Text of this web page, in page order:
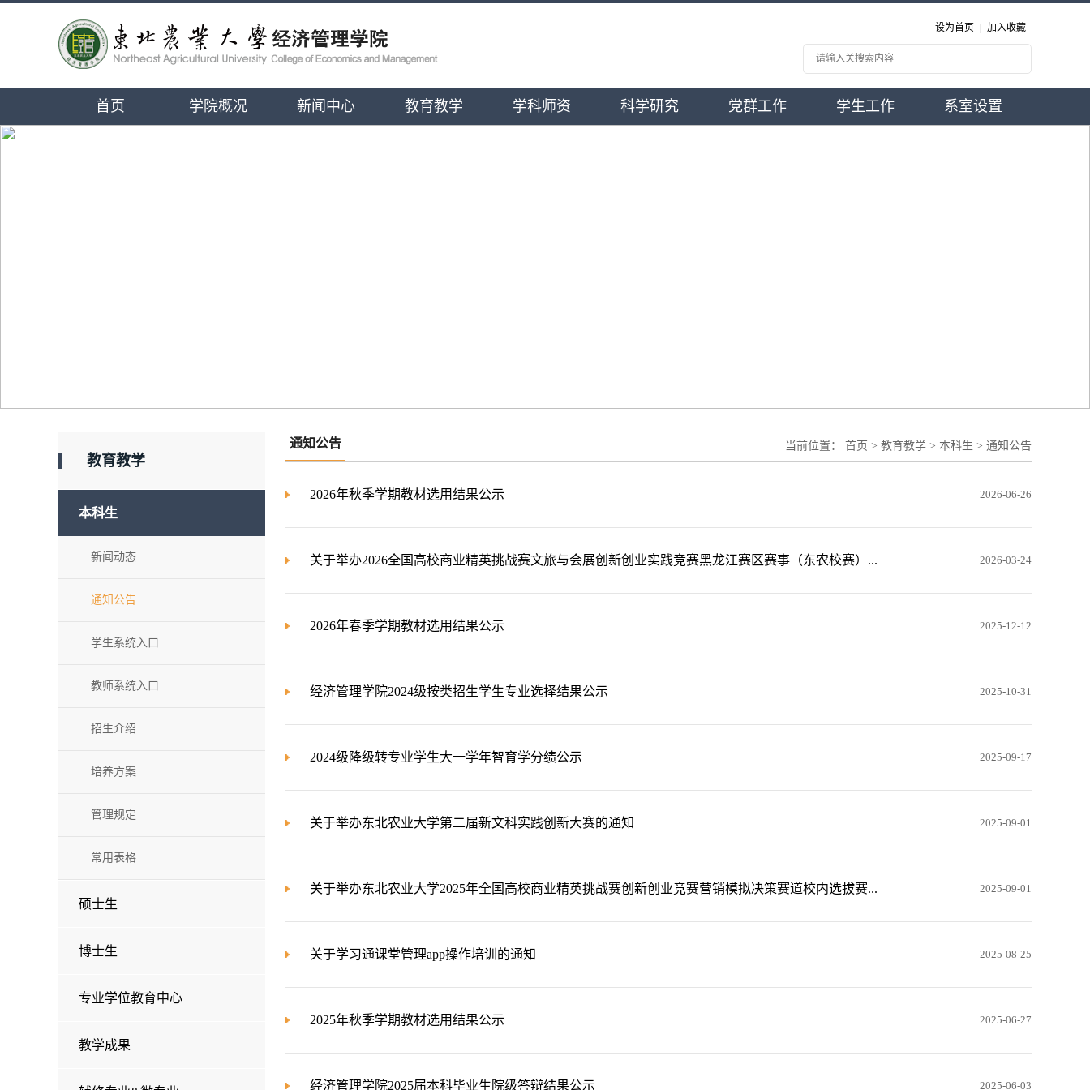
设为首页 加入收藏
首页 学院概况 新闻中心 教育教学 学科师资 科学研究 党群工作 学生工作 系室设置
教育教学
本科生
新闻动态
通知公告
学生系统入口
教师系统入口
招生介绍
培养方案
管理规定
常用表格
硕士生
博士生
专业学位教育中心
教学成果
通知公告 当前位置： 首页 > 教育教学 > 本科生 > 通知公告
2026年秋季学期教材选用结果公示 2026-06-26
关于举办2026全国高校商业精英挑战赛文旅与会展创新创业实践竞赛黑龙江赛区赛事（东农校赛）... 2026-03-24
2026年春季学期教材选用结果公示 2025-12-12
经济管理学院2024级按类招生学生专业选择结果公示 2025-10-31
2024级降级转专业学生大一学年智育学分绩公示 2025-09-17
关于举办东北农业大学第二届新文科实践创新大赛的通知 2025-09-01
关于举办东北农业大学2025年全国高校商业精英挑战赛创新创业竞赛营销模拟决策赛道校内选拔赛... 2025-09-01
关于学习通课堂管理app操作培训的通知 2025-08-25
2025年秋季学期教材选用结果公示 2025-06-27
经济管理学院2025届本科毕业生院级答辩结果公示 2025-06-03